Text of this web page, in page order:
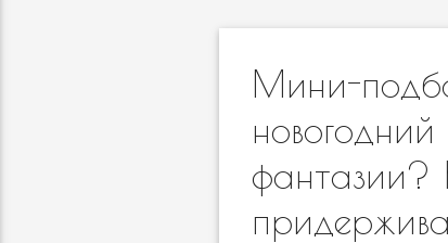
Мини-
фантазии?